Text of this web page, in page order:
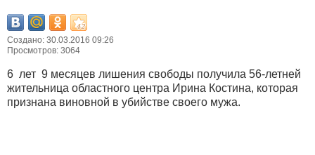
Создано: 30.03.2016 09:26
Просмотров: 3064
6 лет 9 месяцев лишения свободы получила 56-летней
жительница областного центра Ирина Костина, которая
признана виновной в убийстве своего мужа.